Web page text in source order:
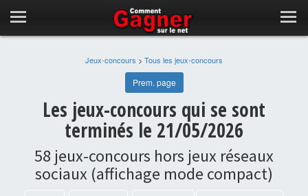
Jeux-concours > Tous les jeux-concours
Prem. page
Les jeux-concours qui se sont
terminés le 21/05/2026
58 jeux-concours hors jeux réseaux
sociaux (affichage mode compact)